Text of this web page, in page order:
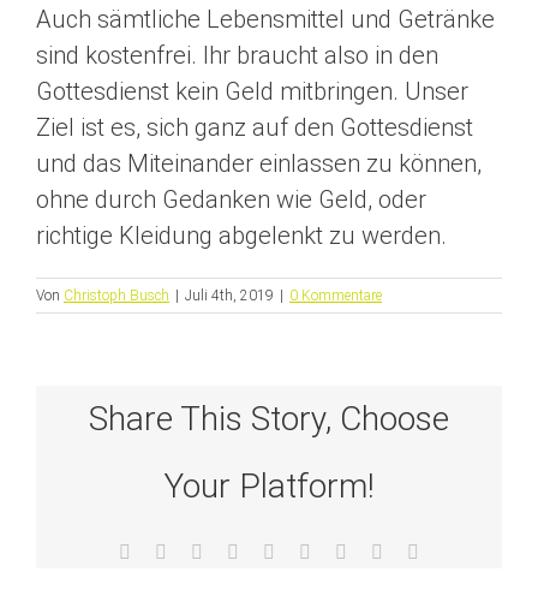
Auch sämtliche Lebensmittel und Getränke
sind kostenfrei. Ihr braucht also in den
Gottesdienst kein Geld mitbringen. Unser
Ziel ist es, sich ganz auf den Gottesdienst
und das Miteinander einlassen zu können,
ohne durch Gedanken wie Geld, oder
richtige Kleidung abgelenkt zu werden.
Von Christoph Busch Juli 4th, 2019 0 Kommentare
Share This Story, Choose
Your Platform!
Facebook Reddit LinkedInWhatsApp
TumblrPinterest